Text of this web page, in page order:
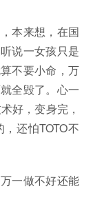
本来想，在国
说一女孩只是
不要小命，万
全毁了。心一
好，变身完，
还怕TOTO不
一做不好还能